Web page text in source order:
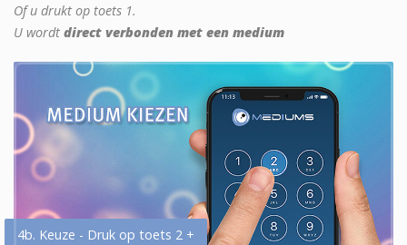
Of u drukt op toets 1.
U wordt direct verbonden met een medium
4b. Keuze - Druk op toets 2 +